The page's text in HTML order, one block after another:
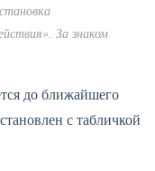
За знаком
до ближайшего
с табличкой